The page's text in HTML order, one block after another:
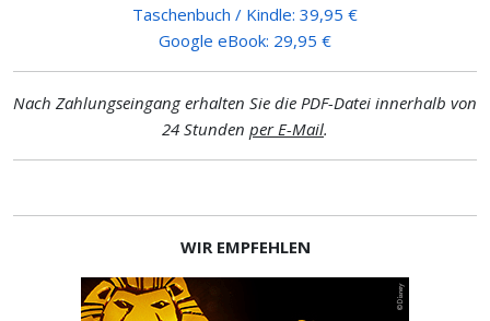
Taschenbuch / Kindle: 39,95 €
Google eBook: 29,95 €
Nach Zahlungseingang erhalten Sie die PDF-Datei innerhalb von
24 Stunden per E-Mail.
WIR EMPFEHLEN